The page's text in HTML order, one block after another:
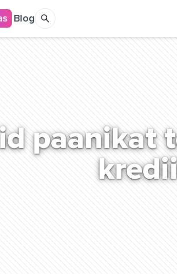
Blog
paanikat